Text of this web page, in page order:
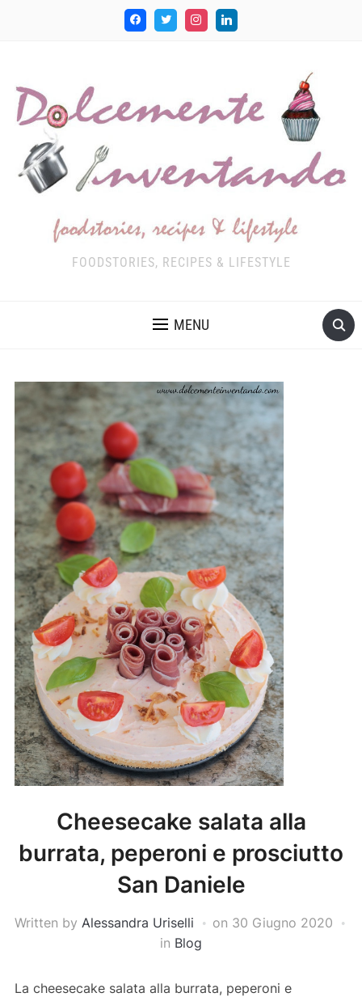
FOODSTORIES, RECIPES & LIFESTYLE
MENU
Cheesecake salata alla
burrata, peperoni e prosciutto
San Daniele
Written by Alessandra Uriselli on 30 Giugno 2020
in Blog
La cheesecake salata alla burrata, peperoni e